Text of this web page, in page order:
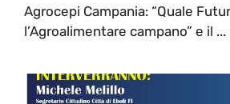
Agrocepi Campania: “Quale
l’Agroalimentare campano” e il ...